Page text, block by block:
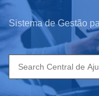
Sistema de Gestão
Search
for: